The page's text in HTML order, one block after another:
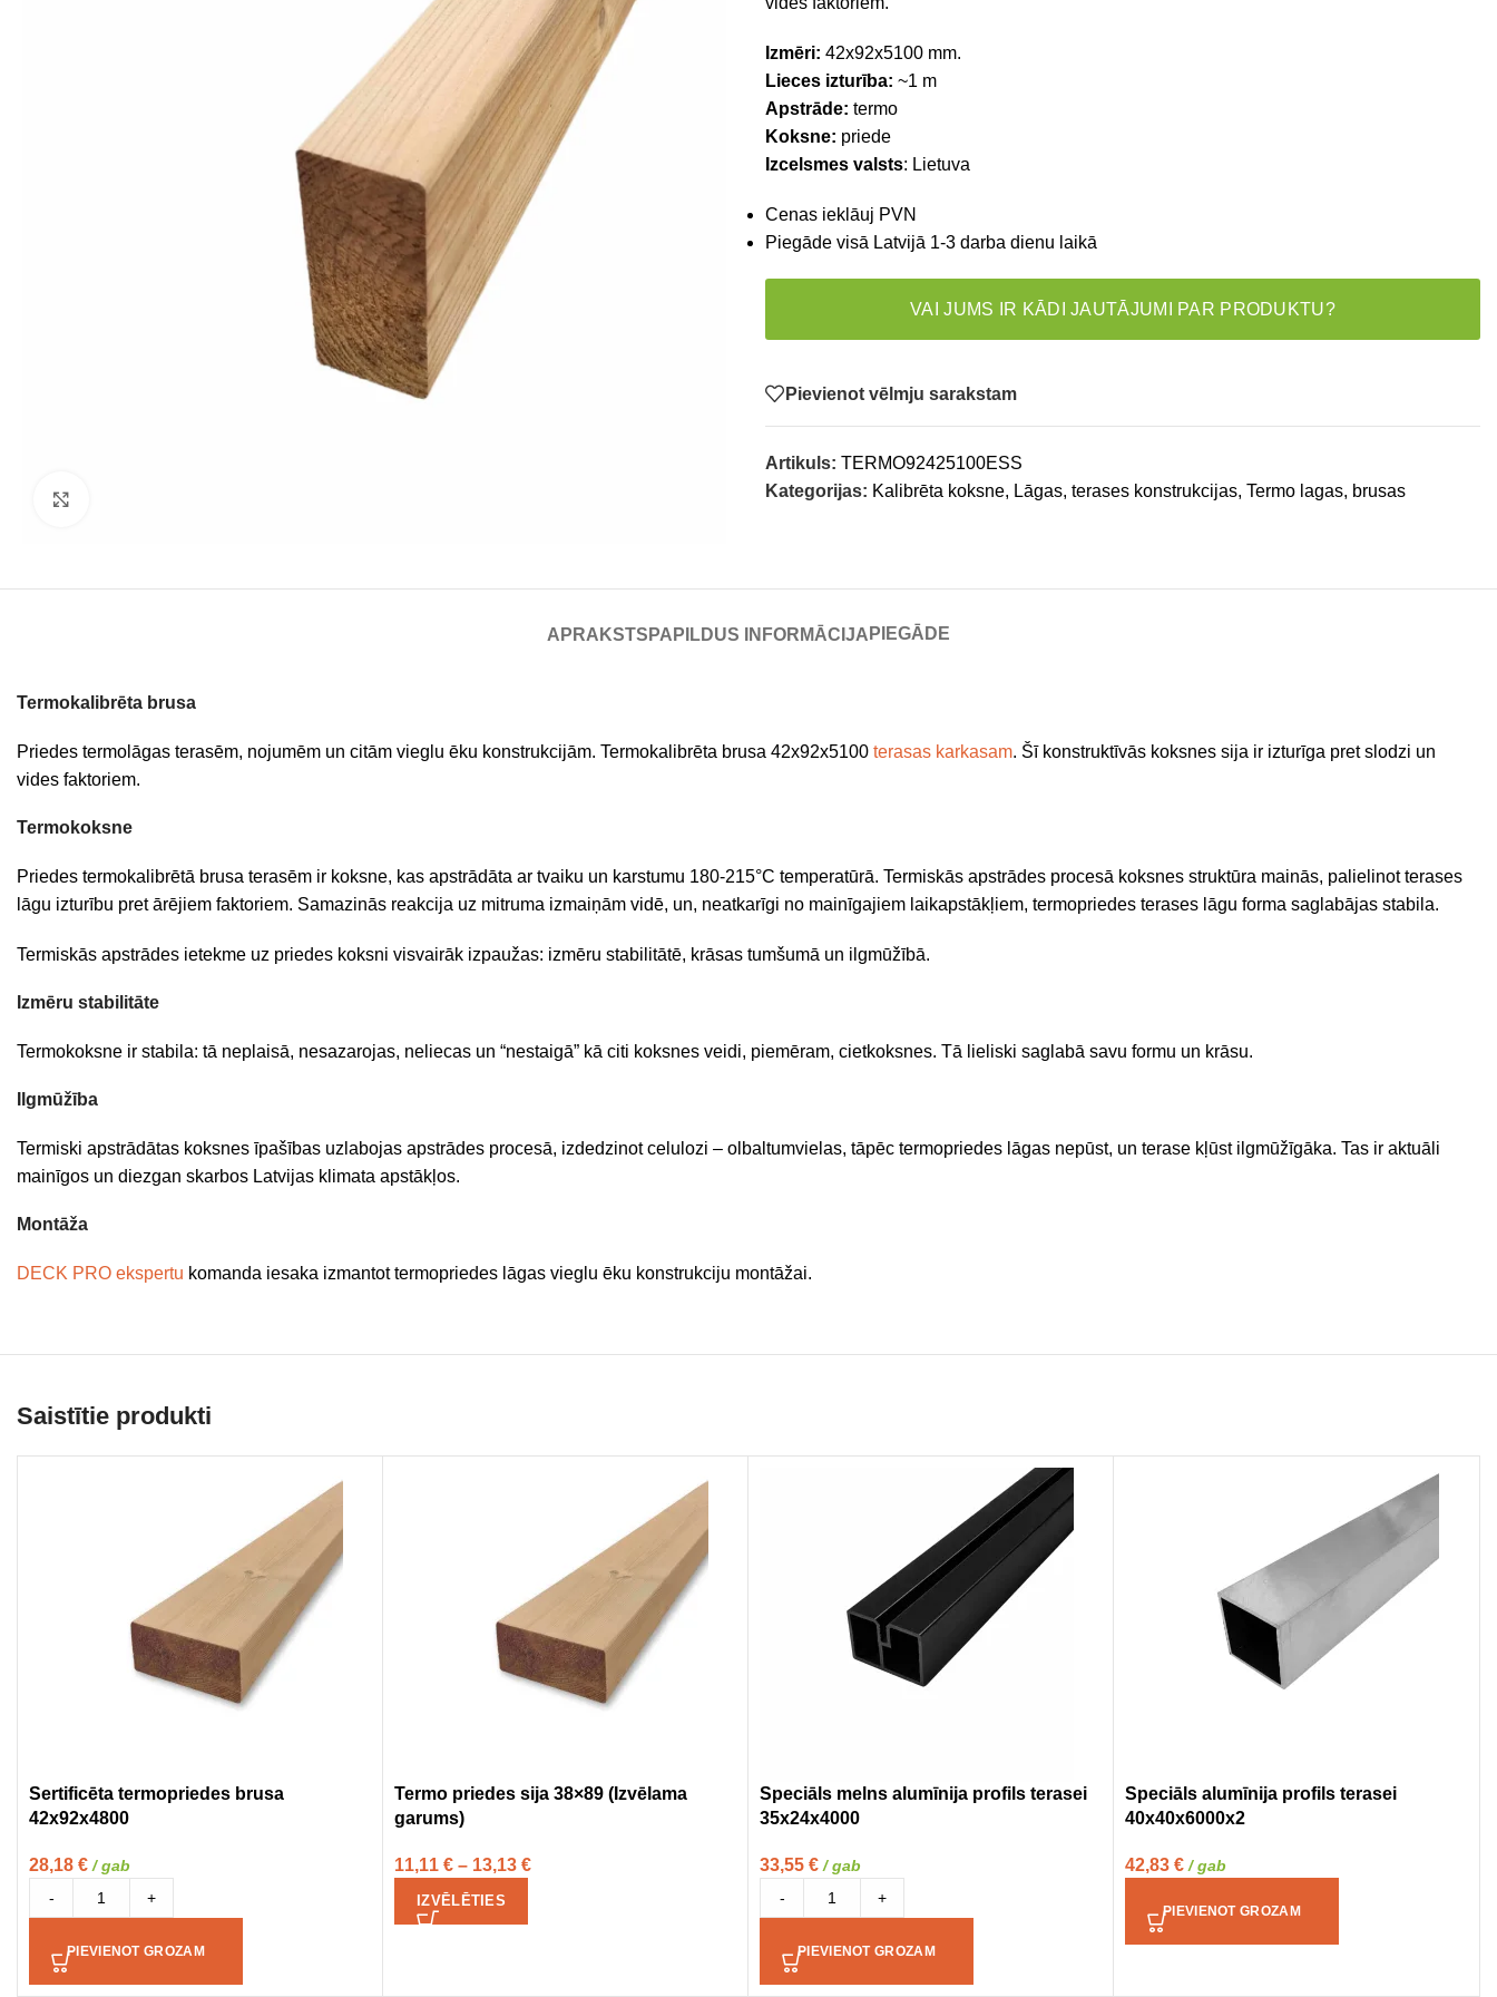
Izmēri: 42x92x5100 mm.
Lieces izturība: ~1 m
Apstrāde: termo
Koksne: priede
Izcelsmes valsts: Lietuva
Cenas ieklāuj PVN
Piegāde visā Latvijā 1-3 darba dienu laikā
VAI JUMS IR KĀDI JAUTĀJUMI PAR PRODUKTU?
Pievienot vēlmju sarakstam
Artikuls: TERMO92425100ESS
Kategorijas: Kalibrēta koksne, Lāgas, terases konstrukcijas, Termo lagas, brusas
APRAKSTS PAPILDUS INFORMĀCIJA PIEGĀDE
Termokalibrēta brusa
Priedes termolāgas terasēm, nojumēm un citām vieglu ēku konstrukcijām. Termokalibrēta brusa 42x92x5100 terasas karkasam. Šī konstruktīvās koksnes sija ir izturīga pret slodzi un
vides faktoriem.
Termokoksne
Priedes termokalibrētā brusa terasēm ir koksne, kas apstrādāta ar tvaiku un karstumu 180-215°C temperatūrā. Termiskās apstrādes procesā koksnes struktūra mainās, palielinot terases
lāgu izturību pret ārējiem faktoriem. Samazinās reakcija uz mitruma izmaiņām vidē, un, neatkarīgi no mainīgajiem laikapstākļiem, termopriedes terases lāgu forma saglabājas stabila.
Termiskās apstrādes ietekme uz priedes koksni visvairāk izpaužas: izmēru stabilitātē, krāsas tumšumā un ilgmūžībā.
Izmēru stabilitāte
Termokoksne ir stabila: tā neplaisā, nesazarojas, neliecas un “nestaigā” kā citi koksnes veidi, piemēram, cietkoksnes. Tā lieliski saglabā savu formu un krāsu.
Ilgmūžība
Termiski apstrādātas koksnes īpašības uzlabojas apstrādes procesā, izdedzinot celulozi – olbaltumvielas, tāpēc termopriedes lāgas nepūst, un terase kļūst ilgmūžīgāka. Tas ir aktuāli
mainīgos un diezgan skarbos Latvijas klimata apstākļos.
Montāža
DECK PRO ekspertu komanda iesaka izmantot termopriedes lāgas vieglu ēku konstrukciju montāžai.
Saistītie produkti
Sertificēta termopriedes brusa
42x92x4800
28,18 € / gab
-
+
PIEVIENOT GROZAM
Termo priedes sija 38×89 (Izvēlama
garums)
11,11 € – 13,13 €
IZVĒLĒTIES
Speciāls melns alumīnija profils terasei
35x24x4000
33,55 € / gab
-
+
PIEVIENOT GROZAM
Speciāls alumīnija profils terasei
40x40x6000x2
42,83 € / gab
PIEVIENOT GROZAM